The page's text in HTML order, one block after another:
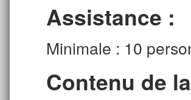
Assistance :
Minimale : 10
Contenu de